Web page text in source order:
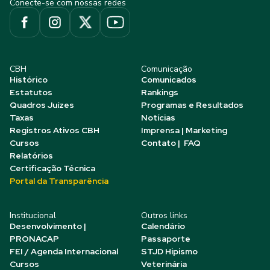
Conecte-se com nossas redes
CBH
Histórico
Estatutos
Quadros Juízes
Taxas
Registros Ativos CBH
Cursos
Relatórios
Certificação Técnica
Portal da Transparência
Comunicação
Comunicados
Rankings
Programas e Resultados
Notícias
Imprensa | Marketing
Contato | FAQ
Institucional
Desenvolvimento |
PRONACAP
FEI / Agenda Internacional
Cursos
Outros links
Calendário
Passaporte
STJD Hipismo
Veterinária